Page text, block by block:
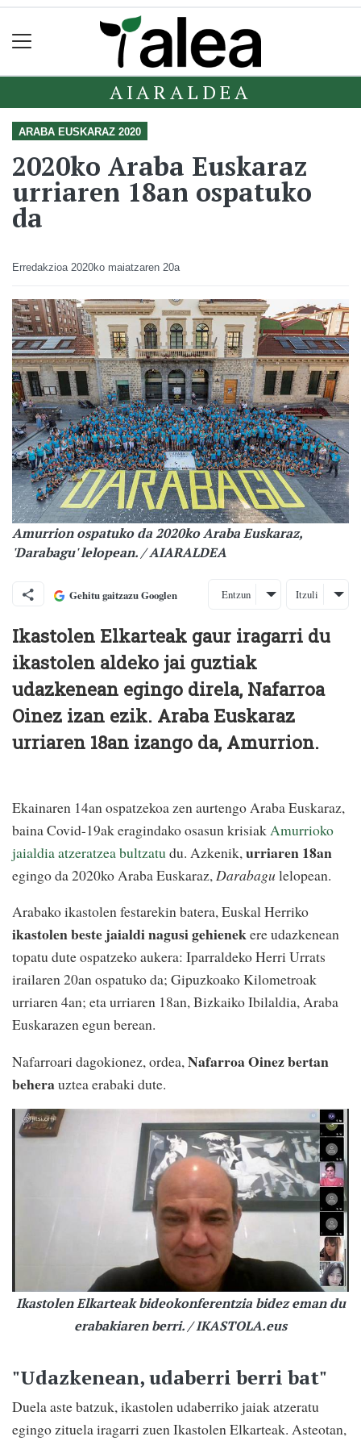
AIARALDEA
ARABA EUSKARAZ 2020
2020ko Araba Euskaraz
urriaren 18an ospatuko
da
Erredakzioa 2020ko maiatzaren 20a
Amurrion ospatuko da 2020ko Araba Euskaraz,
'Darabagu' lelopean. / AIARALDEA
Gehitu gaitzazu Googlen Entzun Itzuli
Ikastolen Elkarteak gaur iragarri du
ikastolen aldeko jai guztiak
udazkenean egingo direla, Nafarroa
Oinez izan ezik. Araba Euskaraz
urriaren 18an izango da, Amurrion.
Ekainaren 14an ospatzekoa zen aurtengo Araba Euskaraz,
baina Covid-19ak eragindako osasun krisiak Amurrioko
jaialdia atzeratzea bultzatu du. Azkenik, urriaren 18an
egingo da 2020ko Araba Euskaraz, Darabagu lelopean.
Arabako ikastolen festarekin batera, Euskal Herriko
ikastolen beste jaialdi nagusi gehienekere udazkenean
topatu dute ospatzeko aukera: Iparraldeko Herri Urrats
irailaren 20an ospatuko da; Gipuzkoako Kilometroak
urriaren 4an; eta urriaren 18an, Bizkaiko Ibilaldia, Araba
Euskarazen egun berean.
Nafarroari dagokionez, ordea,Nafarroa Oinez bertan
beherauztea erabaki dute.
Ikastolen Elkarteak bideokonferentzia bidez eman du
erabakiaren berri. / IKASTOLA.eus
"Udazkenean, udaberri berri bat"
Duela aste batzuk, ikastolen udaberriko jaiak atzeratu
egingo zituela iragarri zuen Ikastolen Elkarteak. Asteotan,